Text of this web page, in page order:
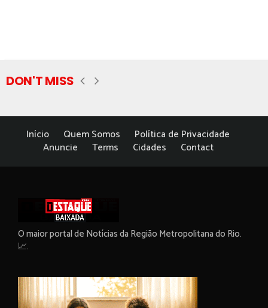
DON'T MISS
Início Quem Somos
Política de Privacidade
Anuncie
Terms Cidades Contact
O maior portal de Notícias da Região Metropolitana do Rio.
📈.